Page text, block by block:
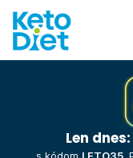
Len
s kódom LETO35.